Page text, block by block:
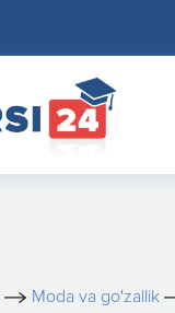
Moda va go'zallik